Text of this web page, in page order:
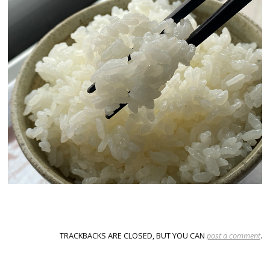
TRACKBACKS ARE CLOSED, BUT YOU CAN post a comment.